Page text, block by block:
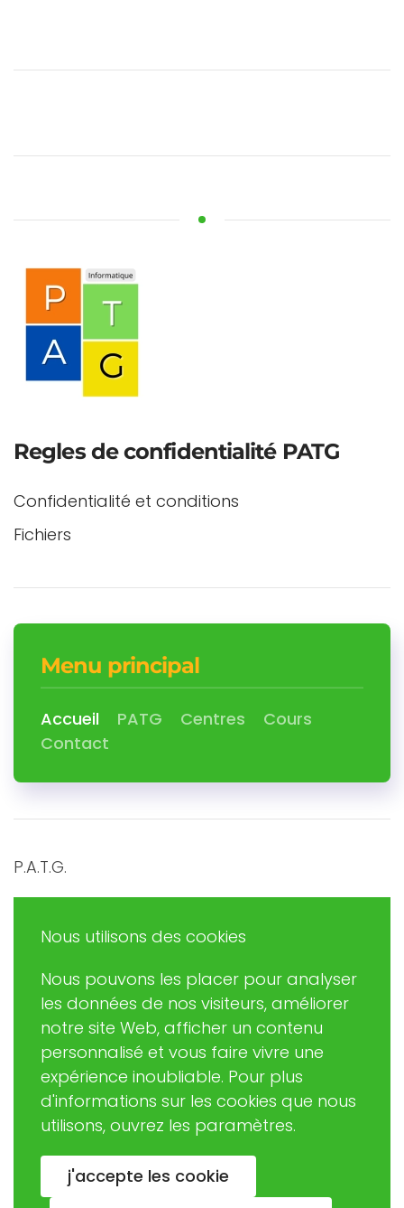
Regles de confidentialité PATG
Confidentialité et conditions
Fichiers
Menu principal
Accueil PATG Centres
Cours
Contact
P.A.T.G.
Eric RUDAZ
(Président de PATG)
patginformatique@gmail.com
02 57 63 06 37
Association loi 1901 créée en 2003
Jacques BIGOU (Fondateur)
Nous utilisons des cookies
Nous pouvons les placer pour analyser
les données de nos visiteurs, améliorer
notre site Web, afficher un contenu
personnalisé et vous faire vivre une
expérience inoubliable. Pour plus
d'informations sur les cookies que nous
utilisons, ouvrez les paramètres.
j'accepte les cookie